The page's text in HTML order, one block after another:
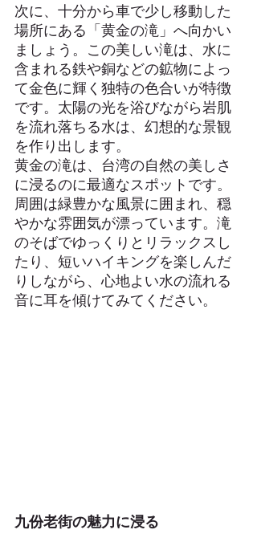
次に、十分から車で少し移動した
場所にある「黄金の滝」へ向かい
ましょう。この美しい滝は、水に
含まれる鉄や銅などの鉱物によっ
て金色に輝く独特の色合いが特徴
です。太陽の光を浴びながら岩肌
を流れ落ちる水は、幻想的な景観
を作り出します。
黄金の滝は、台湾の自然の美しさ
に浸るのに最適なスポットです。
周囲は緑豊かな風景に囲まれ、穏
やかな雰囲気が漂っています。滝
のそばでゆっくりとリラックスし
たり、短いハイキングを楽しんだ
りしながら、心地よい水の流れる
音に耳を傾けてみてください。
九份老街の魅力に浸る